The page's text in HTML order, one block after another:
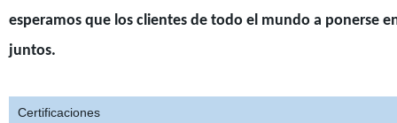
esperamos que los clientes de todo el mundo a ponerse
juntos.
Certificaciones